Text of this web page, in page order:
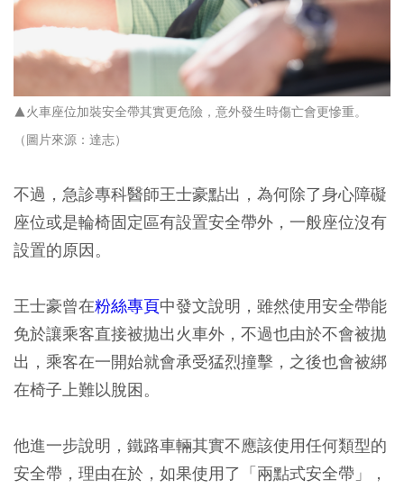
▲火車座位加裝安全帶其實更危險，意外發生時傷亡會更慘重。
（圖片來源：達志）
不過，急診專科醫師王士豪點出，為何除了身心障礙
座位或是輪椅固定區有設置安全帶外，一般座位沒有
設置的原因。
王士豪曾在粉絲專頁中發文說明，雖然使用安全帶能
免於讓乘客直接被拋出火車外，不過也由於不會被拋
出，乘客在一開始就會承受猛烈撞擊，之後也會被綁
在椅子上難以脫困。
他進一步說明， 鐵路車輛其實不應該使用任何類型的
安全帶 ，理由在於，如果使用了 「兩點式安全帶」 ，